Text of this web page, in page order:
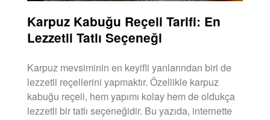
Karpuz Kabuğu Reçeli Tarifi: En
Lezzetli Tatlı Seçeneği
Karpuz mevsiminin en keyifli yanlarından biri de
lezzetli reçellerini yapmaktır. Özellikle karpuz
kabuğu reçeli, hem yapımı kolay hem de oldukça
lezzetli bir tatlı seçeneğidir. Bu yazıda, internette